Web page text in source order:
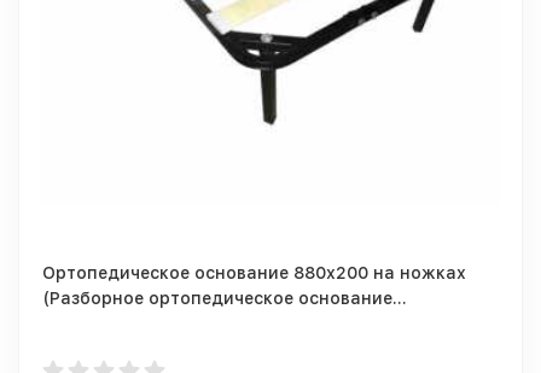
Ортопедическое основание 880х200 на ножках
(Разборное ортопедическое основание